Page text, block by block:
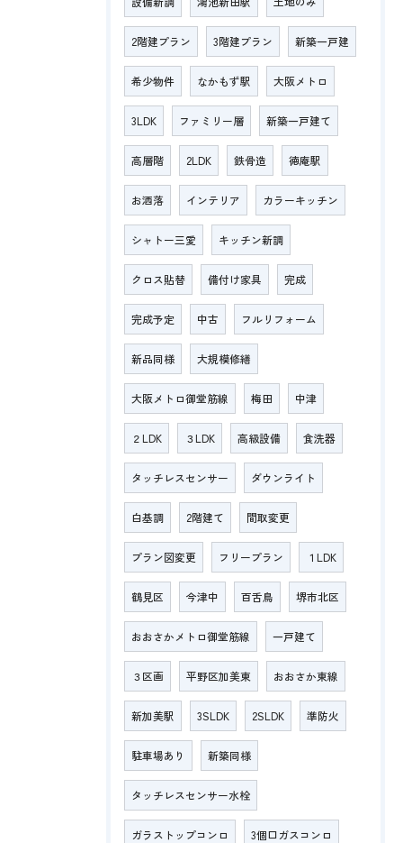
2階建プラン 3階建プラン 新築一戸建
希少物件 なかもず駅 大阪メトロ
3LDK ファミリー層 新築一戸建て
高層階 2LDK 鉄骨造 徳庵駅
お洒落 インテリア カラーキッチン
シャトー三愛 キッチン新調
クロス貼替 備付け家具 完成
完成予定 中古 フルリフォーム
新品同様 大規模修繕
大阪メトロ御堂筋線 梅田 中津
２LDK ３LDK 高級設備 食洗器
タッチレスセンサー ダウンライト
白基調 2階建て 間取変更
プラン図変更 フリープラン １LDK
鶴見区 今津中 百舌鳥 堺市北区
おおさかメトロ御堂筋線 一戸建て
３区画 平野区加美東 おおさか東線
新加美駅 3SLDK 2SLDK 準防火
駐車場あり 新築同様
タッチレスセンサー水栓
ガラストップコンロ 3個口ガスコンロ